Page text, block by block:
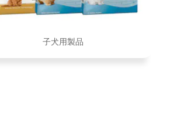
子犬用製品